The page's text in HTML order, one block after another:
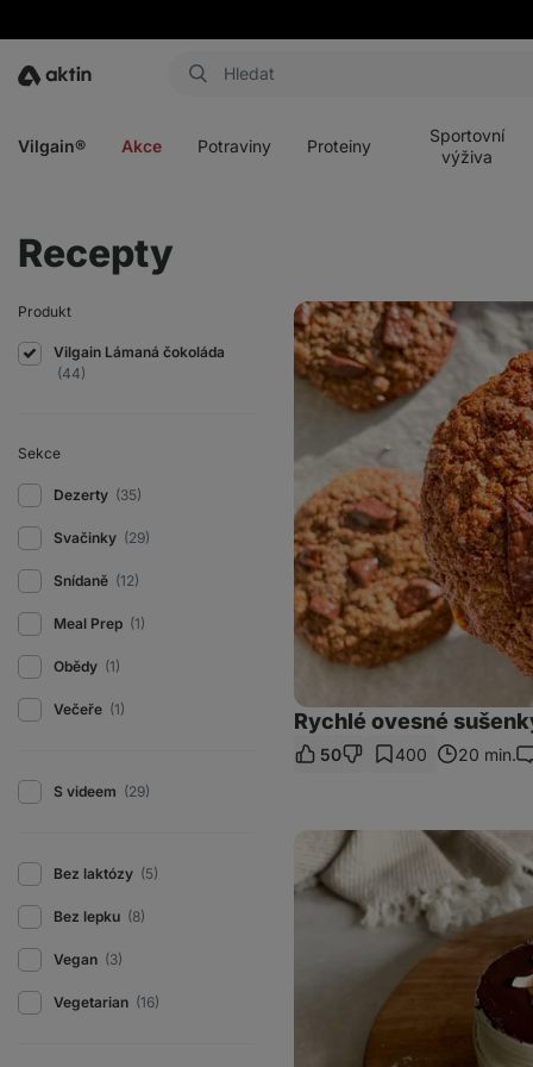
Aktin
Vilgain® Akce Potraviny Proteiny
Sportovní
výživa
Recepty
Produkt
Vilgain Lámaná čokoláda
(44)
Sekce
Dezerty (35)
Svačinky (29)
Snídaně (12)
Meal Prep (1)
Obědy (1)
Večeře (1)
S videem (29)
Bez laktózy (5)
Bez lepku (8)
Vegan (3)
Vegetarian (16)
Rychlé
ovesné
sušenky
Rychlé ovesné
50 400 20 min.
skleničky:
lehký